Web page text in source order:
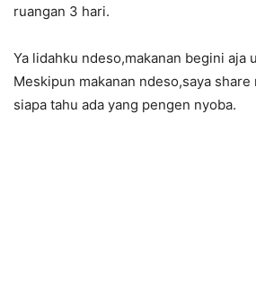
ruangan 3 hari.
Ya lidahku ndeso,makanan begini aja
Meskipun makanan ndeso,saya share
siapa tahu ada yang pengen nyoba.